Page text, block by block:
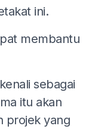
ini.
membantu
sebagai
itu akan
projek yang